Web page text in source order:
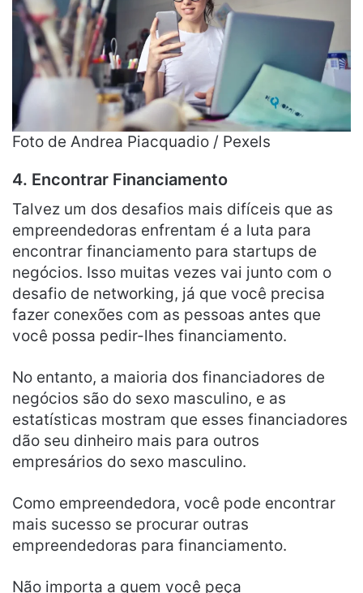
Foto de Andrea Piacquadio / Pexels
4. Encontrar Financiamento
Talvez um dos desafios mais difíceis que as
empreendedoras enfrentam é a luta para
encontrar financiamento para startups de
negócios. Isso muitas vezes vai junto com o
desafio de networking, já que você precisa
fazer conexões com as pessoas antes que
você possa pedir-lhes financiamento.
No entanto, a maioria dos financiadores de
negócios são do sexo masculino, e as
estatísticas mostram que esses financiadores
dão seu dinheiro mais para outros
empresários do sexo masculino.
Como empreendedora, você pode encontrar
mais sucesso se procurar outras
empreendedoras para financiamento.
Não importa a quem você peça